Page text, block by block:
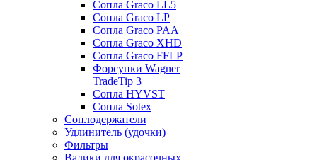
Сопла Graco LL5
Сопла Graco LP
Сопла Graco PAA
Сопла Graco XHD
Сопла Graco FFLP
Форсунки Wagner
TradeTip 3
Сопла HYVST
Сопла Sotex
Соплодержатели
Удлинитель (удочки)
Фильтры
Валики для окрасочных